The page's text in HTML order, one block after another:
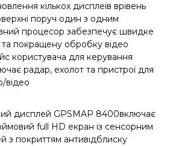
кількох дисплеїв врівень
поруч один з одним
процесор забезпечує швидке
та покращену обробку відео
користувача для керування
радар, ехолот та пристрої для
відео
дисплей GPSMAP 8400включає
full HD екран із сенсорним
з покриттям антивідблиску